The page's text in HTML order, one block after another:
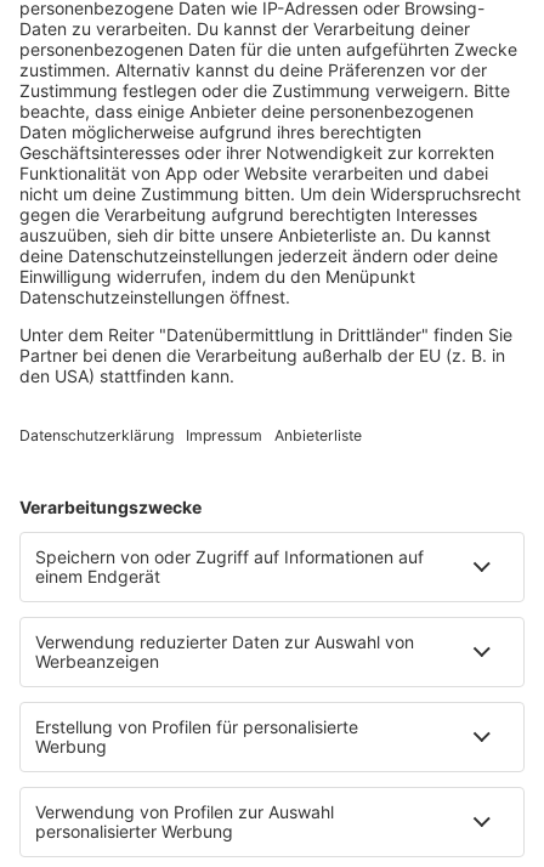
90s90s DANCE RADIO
90s00s MILLENNIUM RADIO
Boygroups
Britpop
Clubhits
Dinnerparty
Eurodance
Grunge
Hiphop & Rap
Hiphop deutsch
House
Loveparade
Lovesongs
Rave
Rock
Soul & RnB
Techno
Trance
90s90s BW
Podcast
The Story / Loveparade
The Story / George Michael